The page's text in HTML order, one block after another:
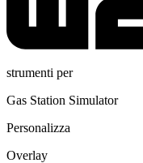
strumenti per
Gas Station Simulator
Personalizza
Overlay